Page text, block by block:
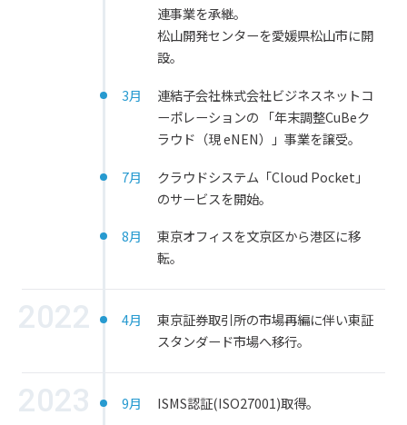
連事業を承継。
松山開発センターを愛媛県松山市に開
設。
3月
連結子会社株式会社ビジネスネットコ
ーポレーションの 「年末調整CuBeク
ラウド（現 eNEN）」事業を譲受。
7月
クラウドシステム「Cloud Pocket」
のサービスを開始。
8月
東京オフィスを文京区から港区に移
転。
2022 4月
東京証券取引所の市場再編に伴い東証
スタンダード市場へ移行。
2023 9月 ISMS認証(ISO27001)取得。